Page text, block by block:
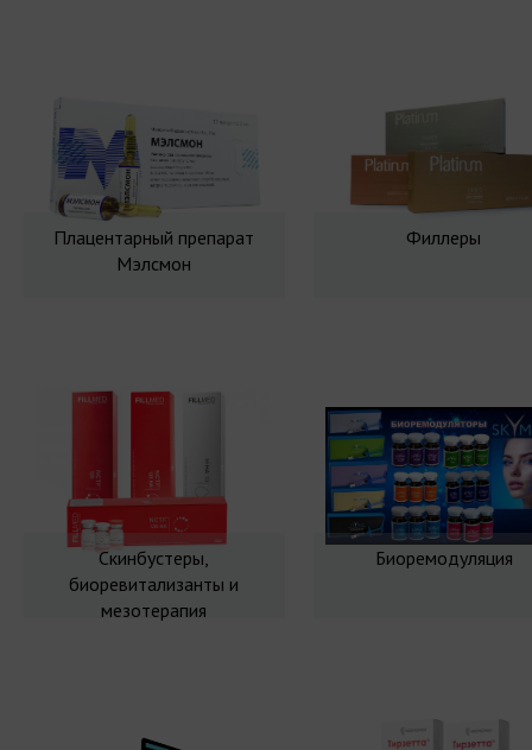
Плацентарный препарат
Мэлсмон
Филлеры
Скинбустеры,
биоревитализанты и
мезотерапия
Биоремодуляция